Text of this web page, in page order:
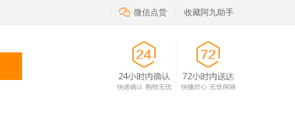
 微信点货 收藏阿九助手